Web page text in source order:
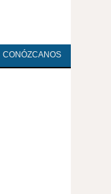
CONÓZCANOS